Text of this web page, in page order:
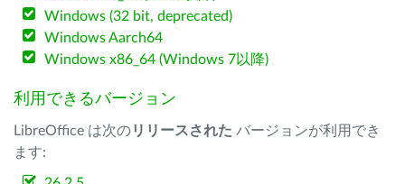
Windows (32 bit, deprecated)
Windows Aarch64
Windows x86_64 (Windows 7以降)
利用できるバージョン
LibreOffice は次のリリースされた バージョンが利用でき
ます: